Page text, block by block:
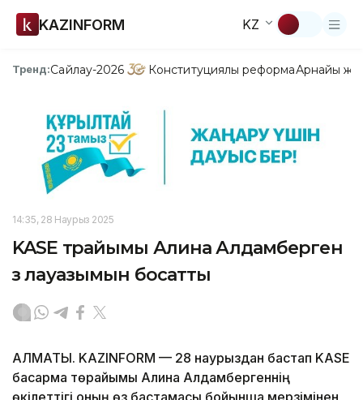
KAZINFORM KZ
Тренд:Сайлау-2026 Конституциялық реформаАрнайы
14:35, 28 Наурыз 2025
KASE төрайымы Алина Алдамберген
өз лауазымын босатты
АЛМАТЫ. KAZINFORM — 28 наурыздан бастап KASE
басқарма төрайымы Алина Алдамбергеннің